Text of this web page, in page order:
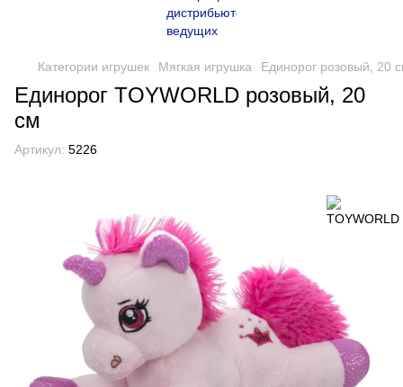
Категории игрушек Мягкая игрушка Единорог розовый, 20
Единорог TOYWORLD розовый, 20
см
Артикул: 5226